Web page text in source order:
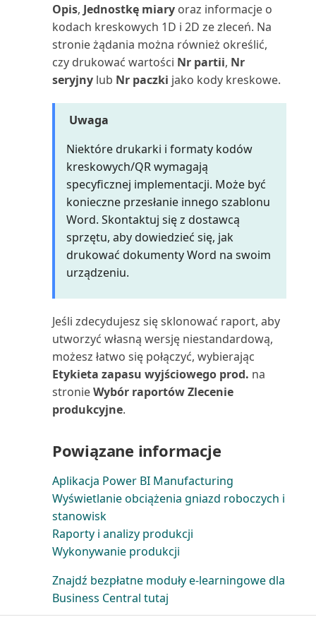
Wizyta konserwacyjna:
Planowanie (raport)
Wycena zapasów (raport)
Wyciąg rachunku
kosztów/budżet (raport)
Wydajność konserwacji (raport)
Wygasłe wiersze umów: Test
(raport)
Wyjątki VAT (raport)
Wykorzystanie zasobów (raport)
Wymiary zapasu: sumy (raport)
Wymiary zapasu: szczegóły
(raport)
Zadania serwisowe (raport)
Zakupy dostawca/zapas (raport)
Zakupy zapasów od dostawców
(raport)
Opis, Jednostkę miaryoraz informacje o
kodach kreskowych 1D i 2D ze zleceń. Na
stronie żądania można również określić,
czy drukować wartości Nr partii, Nr
seryjnylub Nr paczki jako kody kreskowe.
Uwaga
Niektóre drukarki i formaty kodów
kreskowych/QR wymagają
specyficznej implementacji. Może być
konieczne przesłanie innego szablonu
Word. Skontaktuj się z dostawcą
sprzętu, aby dowiedzieć się, jak
drukować dokumenty Word na swoim
urządzeniu.
Jeśli zdecydujesz się sklonować raport, aby
utworzyć własną wersję niestandardową,
możesz łatwo się połączyć, wybierając
Etykieta zapasu wyjściowego prod. na
stronieWybór raportów Zlecenie
produkcyjne.
Powiązane informacje
Aplikacja Power BI Manufacturing
Wyświetlanie obciążenia gniazd roboczych i
stanowisk
Raporty i analizy produkcji
Wykonywanie produkcji
Znajdź bezpłatne moduły e-learningowe dla
Business Central tutaj